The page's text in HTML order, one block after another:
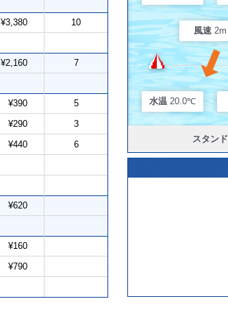
¥3,380 10
¥2,160 7
¥390 5
¥290 3
¥440 6
¥620
¥160
¥790
風速 2m
水温 20.0℃
スタンド